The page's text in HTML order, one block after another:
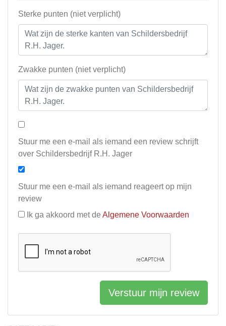
Sterke punten (niet verplicht)
Zwakke punten (niet verplicht)
Stuur me een e-mail als iemand een review schrijft
over Schildersbedrijf R.H. Jager
Stuur me een e-mail als iemand reageert op mijn
review
Ik ga akkoord met de Algemene Voorwaarden
Verstuur mijn review